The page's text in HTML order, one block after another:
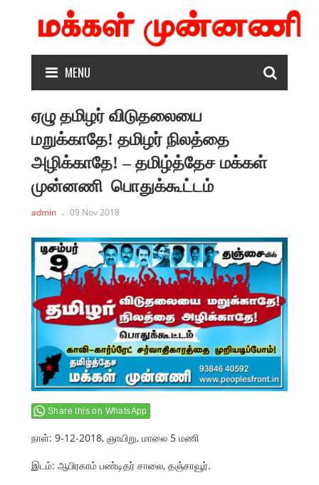
MENU
ஏழு தமிழர் விடுதலையை
மறுக்காதே! தமிழர் நிலத்தை
அழிக்காதே! – தமிழ்த்தேச மக்கள்
முன்னணி பொதுக்கூட்டம்
admin 09 Nov 2018
Share this on WhatsApp
நாள்: 9-12-2018, ஞாயிறு, மாலை 5 மணி
இடம்: ஆபிரகாம் பண்டிதர் சாலை, தஞ்சாவூர்.